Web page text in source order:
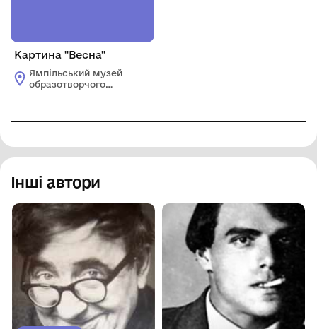
Картина "Весна"
Ямпільський музей
образотворчого
Інші автори